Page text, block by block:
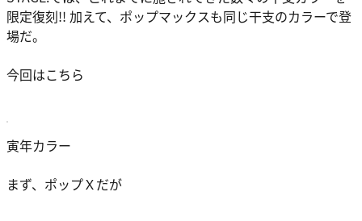
限定復刻!! 加えて、ポップマックスも同じ干支のカラーで登
場だ。
今回はこちら
寅年カラー
まず、ポップＸだが